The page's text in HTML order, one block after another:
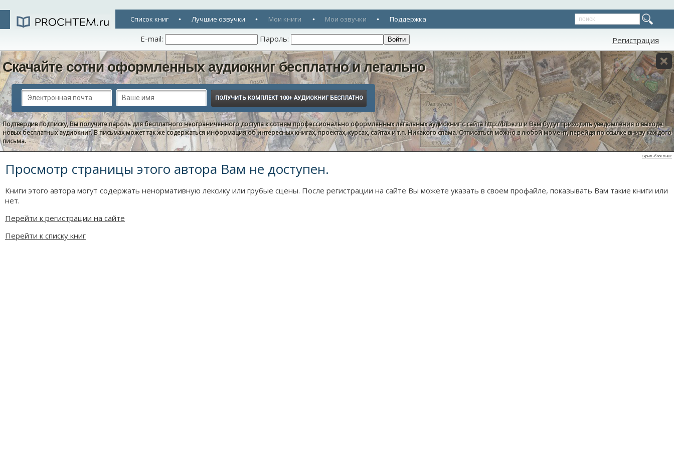
Список книг Лучшие озвучки Мои книги Мои озвучки Поддержка
E-mail: Пароль: Регистрация
Скачайте сотни оформленных аудиокниг бесплатно и легально
Подтвердив подписку, Вы получите пароль для бесплатного неограниченного доступа к сотням профессионально оформленных легальных аудиокниг с сайтаhttp://bibe.ruи Вам будут приходить уведомления о выходе
новых бесплатных аудиокниг. В письмах может так же содержаться информация об интересных книгах, проектах, курсах, сайтах и т.п. Никакого спама. Отписаться можно в любой момент, перейдя по ссылке внизу каждого
письма.
Скрыть блок выше
Просмотр страницы этого автора Вам не доступен.
Книги этого автора могут содержать ненормативную лексику или грубые сцены. После регистрации на сайте Вы можете указать в своем профайле, показывать Вам такие книги или
нет.
Перейти к регистрации на сайте
Перейти к списку книг